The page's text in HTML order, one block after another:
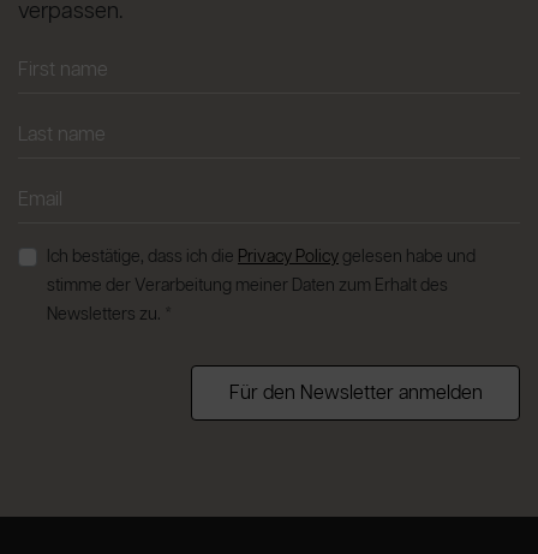
verpassen.
Ich bestätige, dass ich die Privacy Policy gelesen habe und
stimme der Verarbeitung meiner Daten zum Erhalt des
Newsletters zu. *
Für den Newsletter anmelden